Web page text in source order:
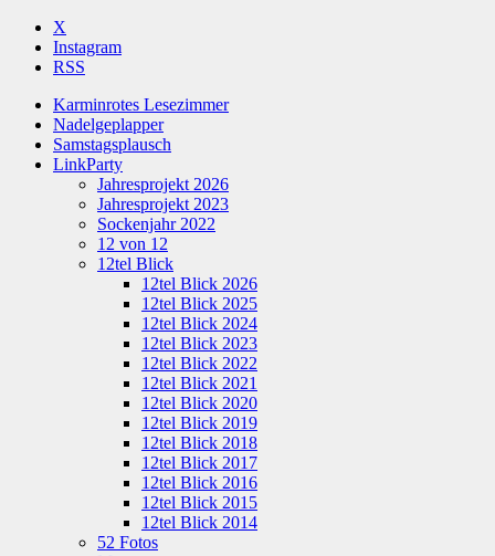
X
Instagram
RSS
Karminrotes Lesezimmer
Nadelgeplapper
Samstagsplausch
LinkParty
Jahresprojekt 2026
Jahresprojekt 2023
Sockenjahr 2022
12 von 12
12tel Blick
12tel Blick 2026
12tel Blick 2025
12tel Blick 2024
12tel Blick 2023
12tel Blick 2022
12tel Blick 2021
12tel Blick 2020
12tel Blick 2019
12tel Blick 2018
12tel Blick 2017
12tel Blick 2016
12tel Blick 2015
12tel Blick 2014
52 Fotos